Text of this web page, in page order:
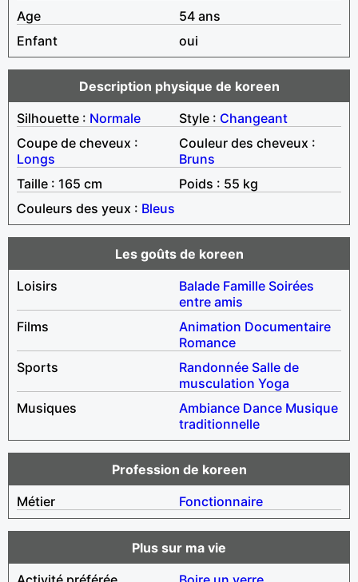
Age
54 ans
Enfant
oui
Description physique de koreen
Silhouette : Normale Style : Changeant
Coupe de cheveux :
Longs
Couleur des cheveux :
Bruns
Taille : 165 cm
Poids : 55 kg
Couleurs des yeux : Bleus
Les goûts de koreen
Loisirs
Balade Famille Soirées
entre amis
Films
Animation Documentaire
Romance
Sports
Randonnée Salle de
musculation Yoga
Musiques
Ambiance Dance Musique
traditionnelle
Profession de koreen
Métier
Fonctionnaire
Plus sur ma vie